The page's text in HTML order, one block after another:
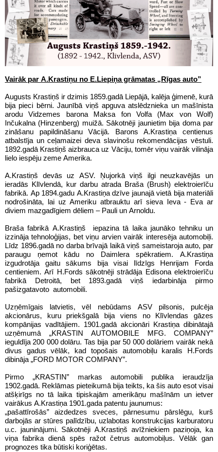
Vairāk par A.Krastiņu no E.Liepiņa grāmatas „Rīgas auto”
Augusts Krastiņš ir dzimis 1859.gadā Liepājā, kalēja ģimenē, kurā
bija pieci bērni. Jaunībā viņš apguva atslēdznieka un mašīnista
arodu Vidzemes barona Maksa fon Volfa (Max von Wolf)
Inčukalna (Hinzenberg) muižā. Sākotnēji jaunietim bija doma par
zināšanu papildināšanu Vācijā. Barons A.Krastiņa centienus
atbalstīja un ceļamaizei deva slavinošu rekomendācijas vēstuli.
1892.gadā Krastiņš aizbrauca uz Vāciju, tomēr viņu vairāk vilināja
lielo iespēju zeme Amerika.
A.Krastiņš devās uz ASV. Ņujorkā viņš ilgi neuzkavējās un
ieradās Klīvlendā, kur darbu atrada Braša (Brush) elektroierīču
fabrikā. Ap 1894.gadu A.Krastiņa dzīve jaunajā vietā bija materiāli
nodrošināta, lai uz Ameriku atbrauktu arī sieva Ieva - Eva ar
diviem mazgadīgiem dēliem – Pauli un Arnoldu.
Braša fabrikā A.Krastiņš iepazina tā laika jaunāko tehniku un
izzināja tehnoloģijas, bet viņu arvien vairāk interesēja automobiļi.
Līdz 1896.gadā no darba brīvajā laikā viņš sameistaroja auto, par
paraugu ņemot kādu no Daimlera spēkratiem. A.Krastiņa
izgudrotāja gaitu sākums bija visai līdzīgs Henrijam Forda
centieniem. Arī H.Fords sākotnēji strādāja Edisona elektroierīču
fabrikā Detroitā, bet 1893.gadā viņš iedarbināja pirmo
pašizgatavoto automobili.
Uzņēmīgais latvietis, vēl nebūdams ASV pilsonis, pulcēja
akcionārus, kuru priekšgalā bija viens no Klīvlendas gāzes
kompānijas vadītājiem. 1901.gadā akcionāri Krastiņa dibinātajā
uzņēmumā „KRASTIN AUTOMOBILE MFG. COMPANY”
ieguldīja 200 000 dolāru. Tas bija par 50 000 dolāriem vairāk nekā
divus gadus vēlāk, kad topošais automobiļu karalis H.Fords
dibināja „FORD MOTOR COMPANY”.
Pirmo „KRASTIN” markas automobili publika ieraudzīja
1902.gadā. Reklāmas pieteikumā bija teikts, ka šis auto esot visai
atšķirīgs no tā laika tipiskajām amerikāņu mašīnām un ietver
vairākus A.Krastiņa 1901.gada patentu jaunumus:
„pašattīrošās” aizdedzes sveces, pārnesumu pārslēgu, kurš
darbojās ar stūres palīdzību, uzlabotas konstrukcijas karburatoru
u.c. jauninājumi. Sākotnēji A.Krastiņš avīžniekiem paziņoja, ka
viņa fabrika dienā spēs ražot četrus automobiļus. Vēlāk gan
prognozes tika būtiski koriģētas.